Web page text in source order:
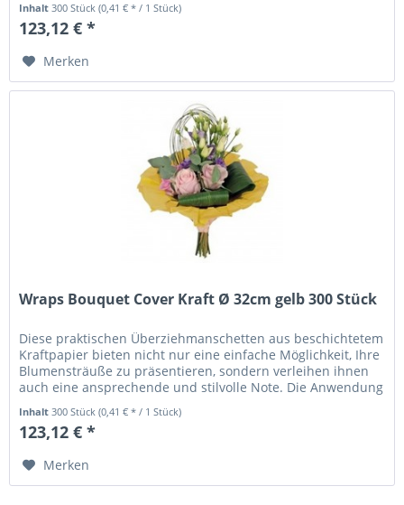
Inhalt300 Stück(0,41 € * / 1 Stück)
123,12 € *
Merken
Wraps Bouquet Cover Kraft Ø 32cm gelb 300 Stück
Diese praktischen Überziehmanschetten aus beschichtetem
Kraftpapier bieten nicht nur eine einfache Möglichkeit, Ihre
Blumensträuße zu präsentieren, sondern verleihen ihnen
auch eine ansprechende und stilvolle Note. Die Anwendung
Inhalt300 Stück(0,41 € * / 1 Stück)
123,12 € *
Merken